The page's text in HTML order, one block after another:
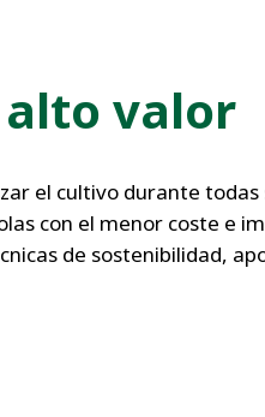
alto valor
el cultivo durante
con el menor coste e
de sostenibilidad,